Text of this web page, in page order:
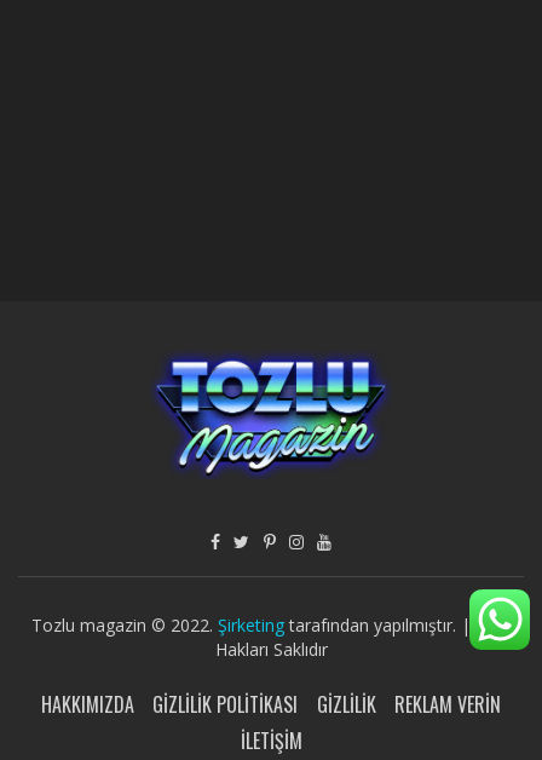
Tozlu magazin © 2022. Şirketingtarafından yapılmıştır. | Tüm
Hakları Saklıdır
HAKKIMIZDA GIZLILIK POLITIKASI GIZLILIK
REKLAM VERIN
İLETIŞIM